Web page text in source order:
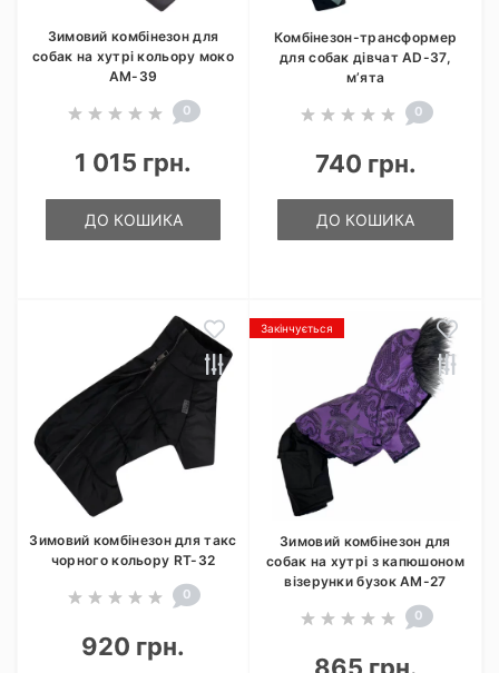
Зимовий комбінезон для
собак на хутрі кольору моко
AM-39
0
1 015 грн.
ДО КОШИКА
Комбінезон-трансформер
для собак дівчат AD-37,
м’ята
0
740 грн.
ДО КОШИКА
Зимовий комбінезон для такс
чорного кольору RT-32
0
920 грн.
Закінчується
Зимовий комбінезон для
собак на хутрі з капюшоном
візерунки бузок AM-27
0